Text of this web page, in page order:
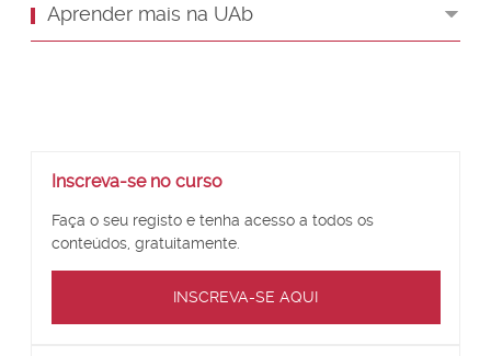
Aprender mais na UAb
Inscreva-
curso
Inscreva-se no curso
Faça o seu registo e tenha acesso a todos os
conteúdos, gratuitamente.
INSCREVA-SE AQUI